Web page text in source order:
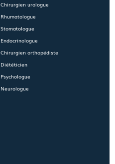
Chirurgien urologue
Rhumatologue
Stomatologue
Endocrinologue
Chirurgien orthopédiste
Diététicien
Psychologue
Neurologue